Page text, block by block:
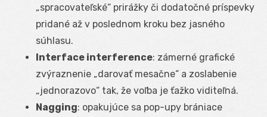
„spracovateľské“ prirážky či dodatočné príspevky
pridané až v poslednom kroku bez jasného
súhlasu.
Interface interference: zámerné grafické
zvýraznenie „darovať mesačne“ a zoslabenie
„jednorazovo“ tak, že voľba je ťažko viditeľná.
Nagging: opakujúce sa pop-upy brániace